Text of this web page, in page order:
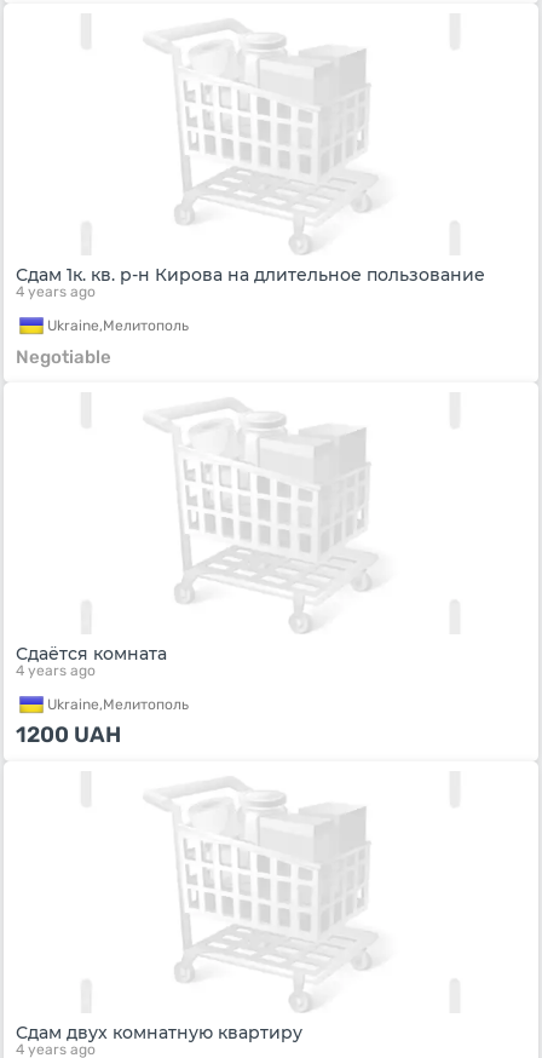
Сдам 1к. кв. р-н Кирова на длительное пользование
4 years ago
Ukraine,Мелитополь
Negotiable
Сдаётся комната
4 years ago
Ukraine,Мелитополь
1200 UAH
Сдам двух комнатную квартиру
4 years ago